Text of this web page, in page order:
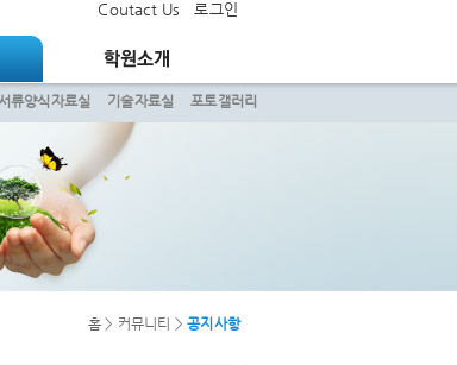
Coutact Us 로그인
서류양식자료실 기술자료실 포토갤러리
홈 > 커뮤니티 >공지사항